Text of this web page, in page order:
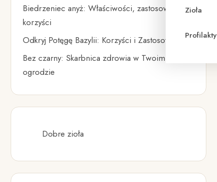
Zioła
Biedrzeniec anyż: Właściwości, zastosowania i
korzyści
Odkryj Potęgę Bazylii: Korzyści i Zastosowania
Bez czarny: Skarbnica zdrowia w Twoim
ogrodzie
Dobre zioła